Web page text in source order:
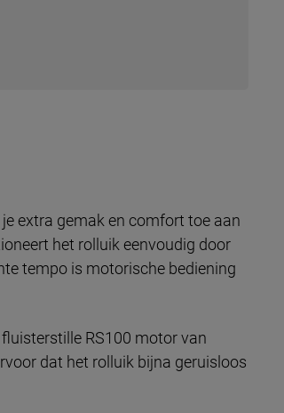
extra gemak en comfort toe aan
het rolluik eenvoudig door
tempo is motorische bediening
RS100 motor van
dat het rolluik bijna geruisloos